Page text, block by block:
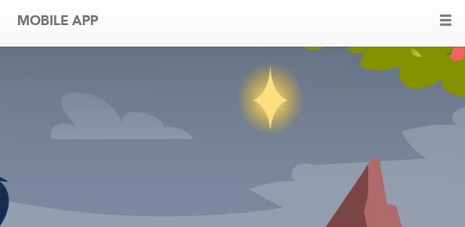
MOBILE APP